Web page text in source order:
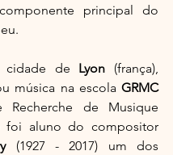
principal do
cidade de Lyon
música na escola GRMC
Recherche de Musique
(1927 - 2017) um dos